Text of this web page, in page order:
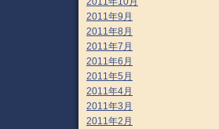
2011年9月
2011年8月
2011年7月
2011年6月
2011年5月
2011年4月
2011年3月
2011年2月